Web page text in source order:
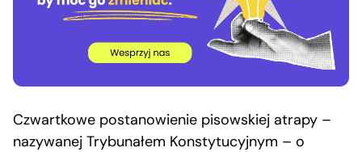
Czwartkowe postanowienie pisowskiej atrapy –
nazywanej Trybunałem Konstytucyjnym – o